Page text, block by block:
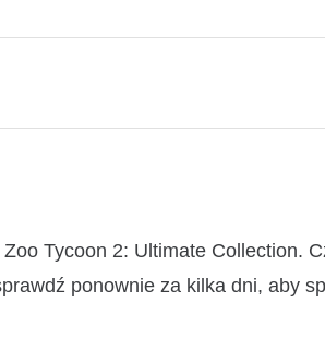
Tycoon 2: Ultimate Collection.
ponownie za kilka dni, aby